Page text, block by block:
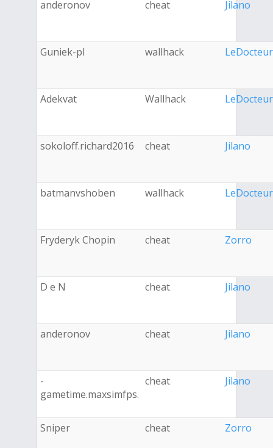
anderonov cheat Jilano
Guniek-pl wallhack LeDocteur
Adekvat Wallhack LeDocteur
sokoloff.richard2016 cheat Jilano
batmanvshoben wallhack LeDocteur
Fryderyk Chopin cheat Zorro
D e N cheat Jilano
anderonov cheat Jilano
-
gametime.maxsimfps.
cheat Jilano
Sniper cheat Zorro